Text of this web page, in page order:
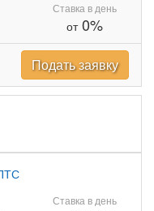
Ставка в день
от0%
Подать заявку
Ставка в день